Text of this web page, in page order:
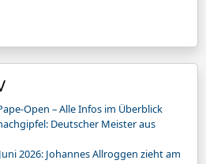
Open – Alle Infos im Überblick
Deutscher Meister aus
2026: Johannes Allroggen zieht am